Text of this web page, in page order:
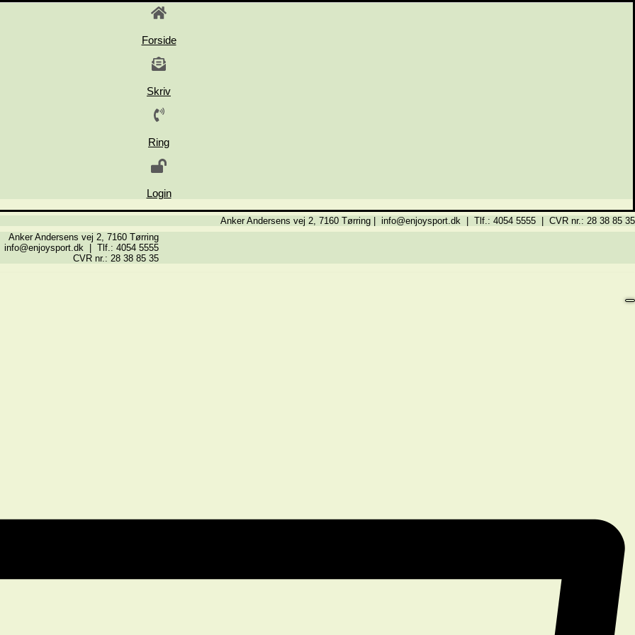
Forside
Skriv
Ring
Login
Anker Andersens vej 2, 7160 Tørring | info@enjoysport.dk | Tlf.: 4054 5555 | CVR nr.: 28 38 85 35
Anker Andersens vej 2, 7160 Tørring
info@enjoysport.dk | Tlf.: 4054 5555
CVR nr.: 28 38 85 35